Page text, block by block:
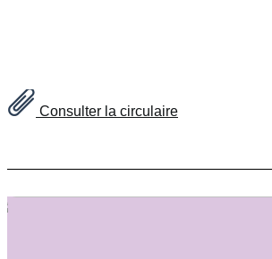
Consulter la circulaire